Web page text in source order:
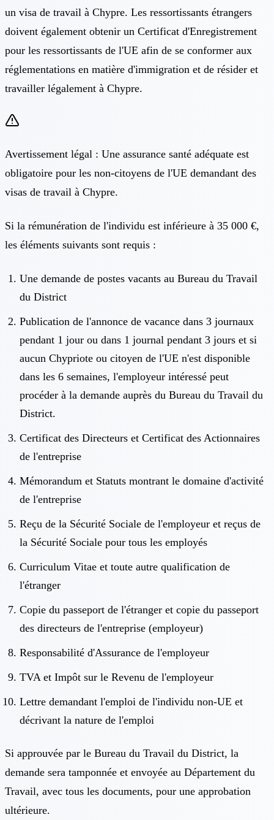
un visa de travail à Chypre. Les ressortissants étrangers
doivent également obtenir un Certificat d'Enregistrement
pour les ressortissants de l'UE afin de se conformer aux
réglementations en matière d'immigration et de résider et
travailler légalement à Chypre.
Avertissement légal : Une assurance santé adéquate est
obligatoire pour les non-citoyens de l'UE demandant des
visas de travail à Chypre.
Si la rémunération de l'individu est inférieure à 35 000 €,
les éléments suivants sont requis :
Une demande de postes vacants au Bureau du Travail
du District
Publication de l'annonce de vacance dans 3 journaux
pendant 1 jour ou dans 1 journal pendant 3 jours et si
aucun Chypriote ou citoyen de l'UE n'est disponible
dans les 6 semaines, l'employeur intéressé peut
procéder à la demande auprès du Bureau du Travail du
District.
Certificat des Directeurs et Certificat des Actionnaires
de l'entreprise
Mémorandum et Statuts montrant le domaine d'activité
de l'entreprise
Reçu de la Sécurité Sociale de l'employeur et reçus de
la Sécurité Sociale pour tous les employés
Curriculum Vitae et toute autre qualification de
l'étranger
Copie du passeport de l'étranger et copie du passeport
des directeurs de l'entreprise (employeur)
Responsabilité d'Assurance de l'employeur
TVA et Impôt sur le Revenu de l'employeur
Lettre demandant l'emploi de l'individu non-UE et
décrivant la nature de l'emploi
Si approuvée par le Bureau du Travail du District, la
demande sera tamponnée et envoyée au Département du
Travail, avec tous les documents, pour une approbation
ultérieure.